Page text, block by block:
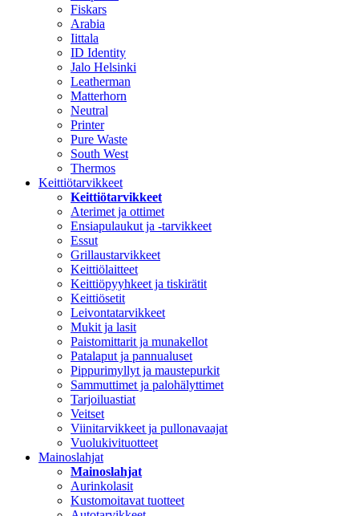
Fiskars
Arabia
Iittala
ID Identity
Jalo Helsinki
Leatherman
Matterhorn
Neutral
Printer
Pure Waste
South West
Thermos
Keittiötarvikkeet
Keittiötarvikkeet
Aterimet ja ottimet
Ensiapulaukut ja -tarvikkeet
Essut
Grillaustarvikkeet
Keittiölaitteet
Keittiöpyyhkeet ja tiskirätit
Keittiösetit
Leivontatarvikkeet
Mukit ja lasit
Paistomittarit ja munakellot
Patalaput ja pannualuset
Pippurimyllyt ja maustepurkit
Sammuttimet ja palohälyttimet
Tarjoiluastiat
Veitset
Viinitarvikkeet ja pullonavaajat
Vuolukivituotteet
Mainoslahjat
Mainoslahjat
Aurinkolasit
Kustomoitavat tuotteet